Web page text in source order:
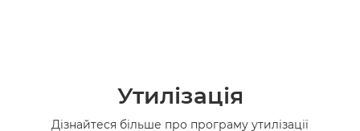
Утилізація
Дізнайтеся більше про програму утилізації